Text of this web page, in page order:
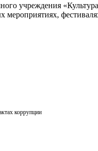
учреждения
коррупции